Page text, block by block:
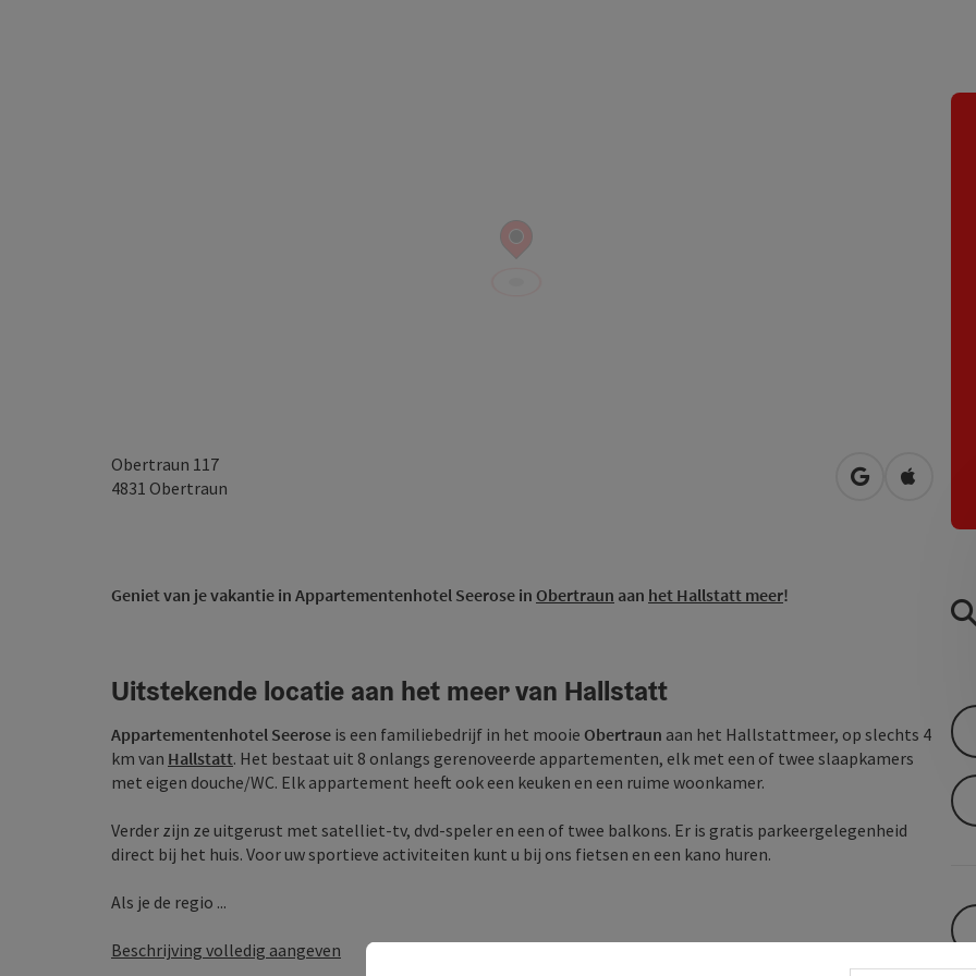
Obertraun 117
4831 Obertraun Openen inOpenen
Geniet van je vakantie in Appartementenhotel Seerose in Obertraun aan het Hallstatt meer!
Uitstekende locatie aan het meer van Hallstatt
Appartementenhotel Seerose is een familiebedrijf in het mooie Obertraun aan het Hallstattmeer, op slechts 4
km van Hallstatt. Het bestaat uit 8 onlangs gerenoveerde appartementen, elk met een of twee slaapkamers
met eigen douche/WC. Elk appartement heeft ook een keuken en een ruime woonkamer.
Verder zijn ze uitgerust met satelliet-tv, dvd-speler en een of twee balkons. Er is gratis parkeergelegenheid
direct bij het huis. Voor uw sportieve activiteiten kunt u bij ons fietsen en een kano huren.
Als je de regio ...
Beschrijving volledig aangeven